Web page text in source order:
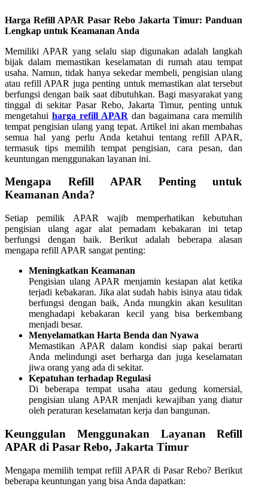
Harga Refill APAR Pasar Rebo Jakarta Timur: Panduan
Lengkap untuk Keamanan Anda
Memiliki APAR yang selalu siap digunakan adalah langkah
bijak dalam memastikan keselamatan di rumah atau tempat
usaha. Namun, tidak hanya sekedar membeli, pengisian ulang
atau refill APAR juga penting untuk memastikan alat tersebut
berfungsi dengan baik saat dibutuhkan. Bagi masyarakat yang
tinggal di sekitar Pasar Rebo, Jakarta Timur, penting untuk
mengetahui harga refill APAR dan bagaimana cara memilih
tempat pengisian ulang yang tepat. Artikel ini akan membahas
semua hal yang perlu Anda ketahui tentang refill APAR,
termasuk tips memilih tempat pengisian, cara pesan, dan
keuntungan menggunakan layanan ini.
Mengapa Refill APAR Penting untuk
Keamanan Anda?
Setiap pemilik APAR wajib memperhatikan kebutuhan
pengisian ulang agar alat pemadam kebakaran ini tetap
berfungsi dengan baik. Berikut adalah beberapa alasan
mengapa refill APAR sangat penting:
Meningkatkan Keamanan
Pengisian ulang APAR menjamin kesiapan alat ketika
terjadi kebakaran. Jika alat sudah habis isinya atau tidak
berfungsi dengan baik, Anda mungkin akan kesulitan
menghadapi kebakaran kecil yang bisa berkembang
menjadi besar.
Menyelamatkan Harta Benda dan Nyawa
Memastikan APAR dalam kondisi siap pakai berarti
Anda melindungi aset berharga dan juga keselamatan
jiwa orang yang ada di sekitar.
Kepatuhan terhadap Regulasi
Di beberapa tempat usaha atau gedung komersial,
pengisian ulang APAR menjadi kewajiban yang diatur
oleh peraturan keselamatan kerja dan bangunan.
Keunggulan Menggunakan Layanan Refill
APAR di Pasar Rebo, Jakarta Timur
Mengapa memilih tempat refill APAR di Pasar Rebo? Berikut
beberapa keuntungan yang bisa Anda dapatkan: